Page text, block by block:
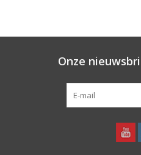
Onze